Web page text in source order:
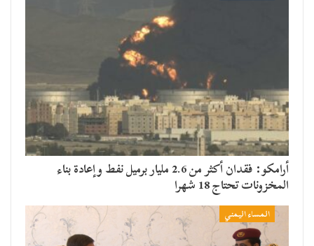
أرامكو: فقدان أكثر من 2.6 مليار برميل نفط وإعادة بناء
المخزونات تحتاج 18 شهرا
المساء اليمني